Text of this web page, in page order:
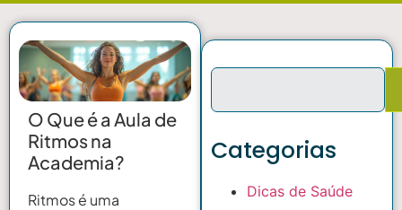
O Que é a Aula de
Ritmos na
Academia?
Ritmos é uma
Categorias
Dicas de Saúde